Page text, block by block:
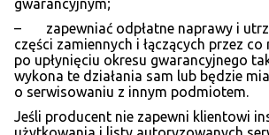
gwarancyjnym;
– zapewniać odpłatne naprawy i
części zamiennych i łączących przez
po upłynięciu okresu gwarancyjnego
wykona te działania sam lub będzie
o serwisowaniu z innym podmiotem.
Jeśli producent nie zapewni klientowi